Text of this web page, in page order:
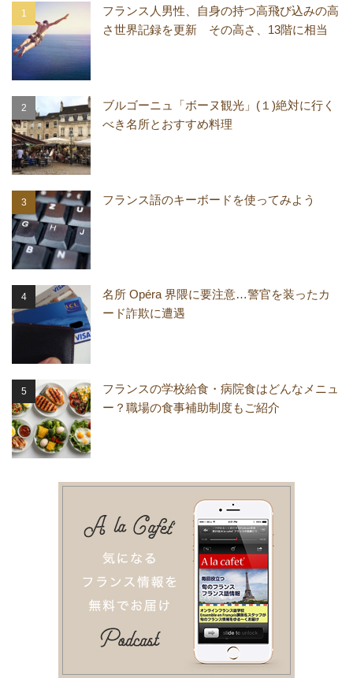
フランス人男性、自身の持つ高飛び込みの高
さ世界記録を更新 その高さ、13階に相当
ブルゴーニュ「ボーヌ観光」(１)絶対に行く
べき名所とおすすめ料理
フランス語のキーボードを使ってみよう
名所 Opéra 界隈に要注意…警官を装ったカ
ード詐欺に遭遇
フランスの学校給食・病院食はどんなメニュ
ー？職場の食事補助制度もご紹介